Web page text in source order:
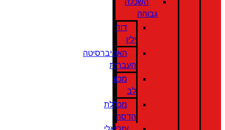
גבוהה
דוד
ילין
האוניברסיטה
העברית
מכון
לב
מכללת
הדסה